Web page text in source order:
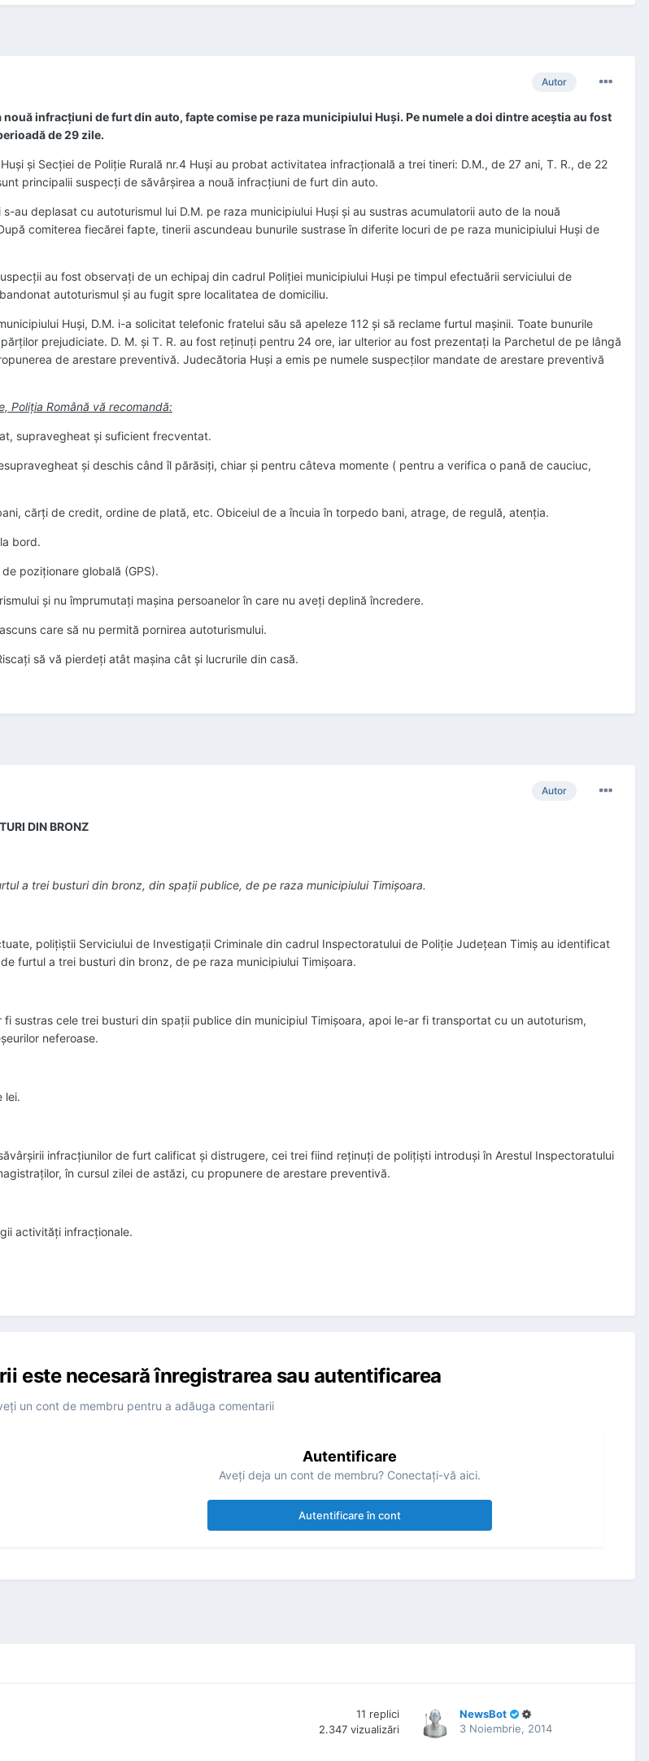
Autor
infracţiuni de furt din auto, fapte comise pe raza municipiului Huşi. Pe numele a doi dintre aceştia au fost
de 29 zile.
şi Secţiei de Poliţie Rurală nr.4 Huşi au probat activitatea infracţională a trei tineri: D.M., de 27 ani, T. R., de 22
principalii suspecţi de săvârşirea a nouă infracţiuni de furt din auto.
au deplasat cu autoturismul lui D.M. pe raza municipiului Huşi şi au sustras acumulatorii auto de la nouă
comiterea fiecărei fapte, tinerii ascundeau bunurile sustrase în diferite locuri de pe raza municipiului Huşi de
au fost observaţi de un echipaj din cadrul Poliţiei municipiului Huşi pe timpul efectuării serviciului de
autoturismul şi au fugit spre localitatea de domiciliu.
Huşi, D.M. i-a solicitat telefonic fratelui său să apeleze 112 şi să reclame furtul maşinii. Toate bunurile
prejudiciate. D. M. şi T. R. au fost reţinuţi pentru 24 ore, iar ulterior au fost prezentaţi la Parchetul de pe lângă
de arestare preventivă. Judecătoria Huşi a emis pe numele suspecţilor mandate de arestare preventivă
Poliţia Română vă recomandă:
supravegheat şi suficient frecventat.
şi deschis când îl părăsiţi, chiar şi pentru câteva momente ( pentru a verifica o pană de cauciuc,
cărţi de credit, ordine de plată, etc. Obiceiul de a încuia în torpedo bani, atrage, de regulă, atenţia.
bord.
poziţionare globală (GPS).
şi nu împrumutaţi maşina persoanelor în care nu aveţi deplină încredere.
care să nu permită pornirea autoturismului.
să vă pierdeţi atât maşina cât şi lucrurile din casă.
Autor
DIN BRONZ
a trei busturi din bronz, din spații publice, de pe raza municipiului Timișoara.
polițiștii Serviciului de Investigații Criminale din cadrul Inspectoratului de Poliție Județean Timiș au identificat
furtul a trei busturi din bronz, de pe raza municipiului Timișoara.
sustras cele trei busturi din spații publice din municipiul Timișoara, apoi le-ar fi transportat cu un autoturism,
neferoase.
lei.
infracțiunilor de furt calificat și distrugere, cei trei fiind reținuți de polițiști introduși în Arestul Inspectoratului
în cursul zilei de astăzi, cu propunere de arestare preventivă.
activități infracționale.
este necesară înregistrarea sau autentificarea
un cont de membru pentru a adăuga comentarii
Autentificare
Aveţi deja un cont de membru? Conectaţi-vă aici.
Autentificare în cont
11 replici
2.347 vizualizări
NewsBot
3 Noiembrie, 2014